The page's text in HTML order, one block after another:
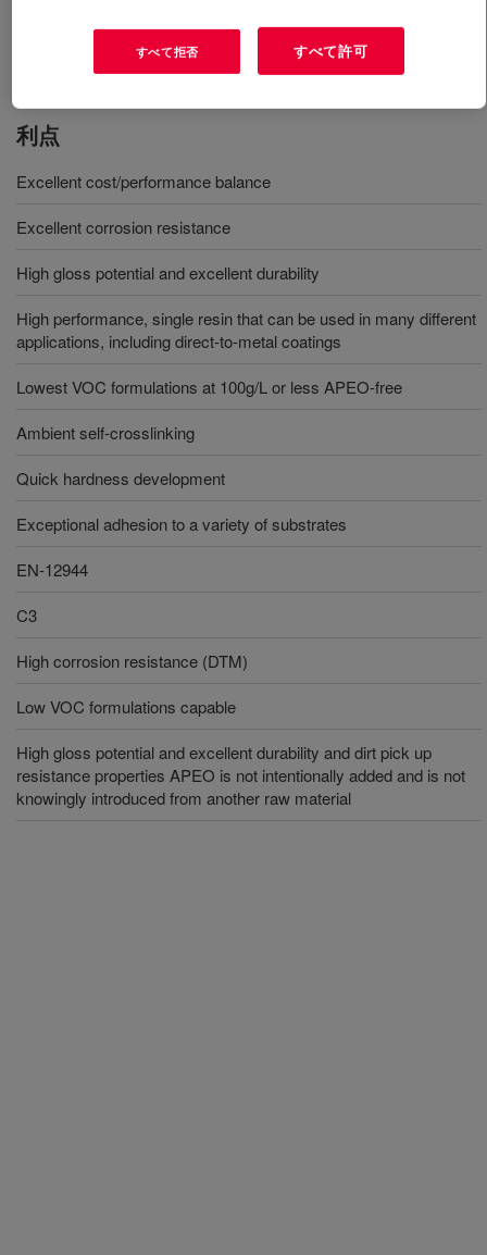
High Performance Metal Protection Applications
利点
Excellent cost/performance balance
Excellent corrosion resistance
High gloss potential and excellent durability
High performance, single resin that can be used in many different
applications, including direct-to-metal coatings
Lowest VOC formulations at 100g/L or less APEO-free
Ambient self-crosslinking
Quick hardness development
Exceptional adhesion to a variety of substrates
EN-12944
C3
High corrosion resistance (DTM)
Low VOC formulations capable
High gloss potential and excellent durability and dirt pick up
resistance properties APEO is not intentionally added and is not
knowingly introduced from another raw material
すべて拒否 すべて許可